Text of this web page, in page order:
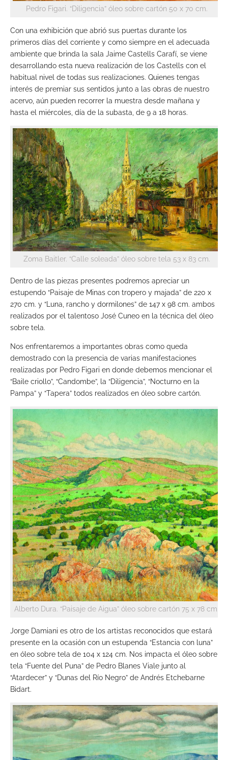
Pedro Figari. “Diligencia” óleo sobre cartón 50 x 70 cm.
Con una exhibición que abrió sus puertas durante los
primeros días del corriente y como siempre en el adecuada
ambiente que brinda la sala Jaime Castells Carafí, se viene
desarrollando esta nueva realización de los Castells con el
habitual nivel de todas sus realizaciones. Quienes tengas
interés de premiar sus sentidos junto a las obras de nuestro
acervo, aún pueden recorrer la muestra desde mañana y
hasta el miércoles, día de la subasta, de 9 a 18 horas.
Zoma Baitler. “Calle soleada” óleo sobre tela 53 x 83 cm.
Dentro de las piezas presentes podremos apreciar un
estupendo “Paisaje de Minas con tropero y majada” de 220 x
270 cm. y “Luna, rancho y dormilones” de 147 x 98 cm. ambos
realizados por el talentoso José Cuneo en la técnica del óleo
sobre tela.
Nos enfrentaremos a importantes obras como queda
demostrado con la presencia de varias manifestaciones
realizadas por Pedro Figari en donde debemos mencionar el
“Baile criollo”, “Candombe”, la “Diligencia”, “Nocturno en la
Pampa” y “Tapera” todos realizados en óleo sobre cartón.
Alberto Dura. “Paisaje de Aigua” óleo sobre cartón 75 x 78 cm.
Jorge Damiani es otro de los artistas reconocidos que estará
presente en la ocasión con un estupenda “Estancia con luna”
en óleo sobre tela de 104 x 124 cm. Nos impacta el óleo sobre
tela “Fuente del Puna” de Pedro Blanes Viale junto al
“Atardecer” y “Dunas del Río Negro” de Andrés Etchebarne
Bidart.